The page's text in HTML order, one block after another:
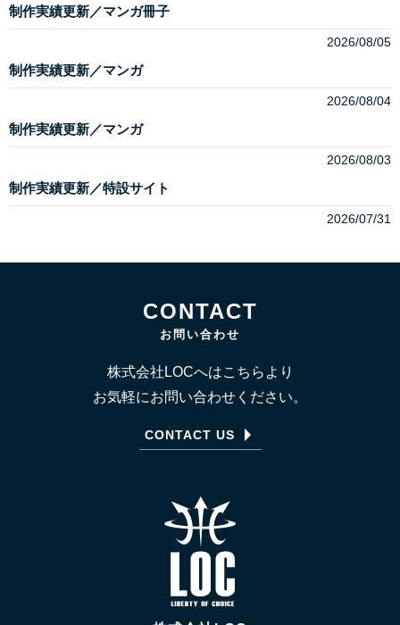
制作実績更新／マンガ冊子
2026/08/05
制作実績更新／マンガ
2026/08/04
制作実績更新／マンガ
2026/08/03
制作実績更新／特設サイト
2026/07/31
CONTACT
お問い合わせ
株式会社LOCへはこちらより
お気軽にお問い合わせください。
CONTACT US